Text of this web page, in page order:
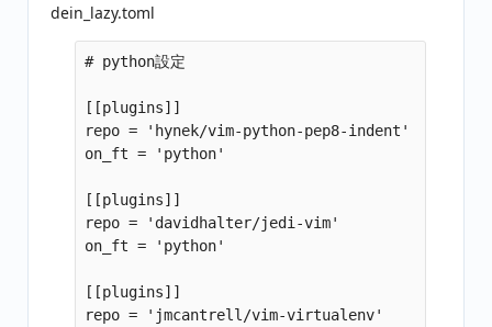
dein_lazy.toml
# python設定
[[plugins]]
repo = 'hynek/vim-python-pep8-indent'
on_ft = 'python'
[[plugins]]
repo = 'davidhalter/jedi-vim'
on_ft = 'python'
[[plugins]]
repo = 'jmcantrell/vim-virtualenv'